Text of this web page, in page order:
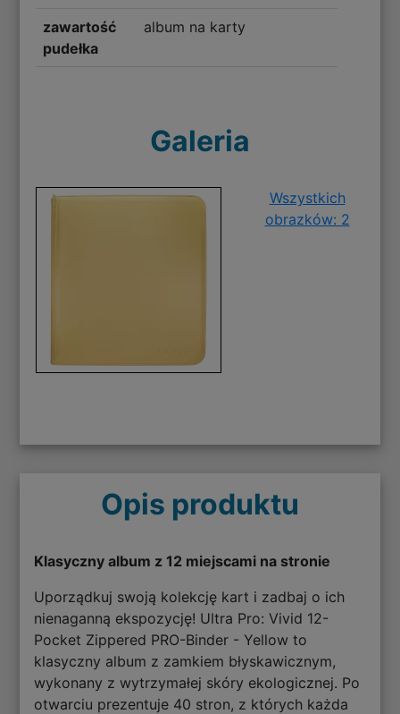
zawartość
pudełka
album na karty
Galeria
Wszystkich
obrazków: 2
Opis produktu
Klasyczny album z 12 miejscami na stronie
Uporządkuj swoją kolekcję kart i zadbaj o ich
nienaganną ekspozycję! Ultra Pro: Vivid 12-
Pocket Zippered PRO-Binder - Yellow to
klasyczny album z zamkiem błyskawicznym,
wykonany z wytrzymałej skóry ekologicznej. Po
otwarciu prezentuje 40 stron, z których każda